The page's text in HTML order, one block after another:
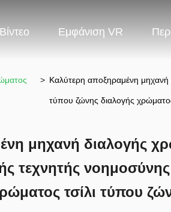
Βίντεο Εμφάνιση VR
> Καλύτερη αποξηραμένη μηχανή
τύπου ζώνης διαλογής
μηχανή διαλογής
τεχνητής
τσίλι τύπου